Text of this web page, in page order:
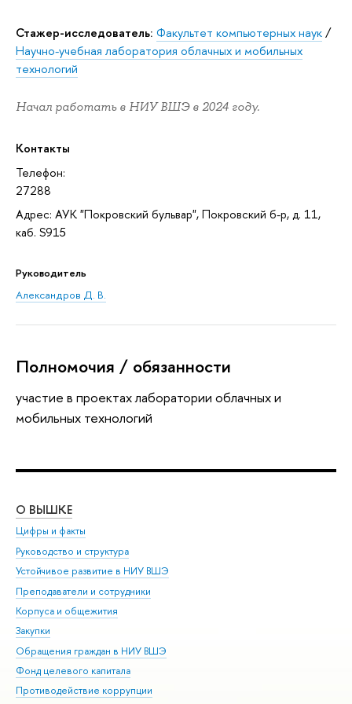
Стажер-исследователь: Факультет компьютерных наук/
Научно-учебная лаборатория облачных и мобильных
технологий
Начал работать в НИУ ВШЭ в 2024 году.
Контакты
Телефон:
27288
Адрес: АУК "Покровский бульвар", Покровский б-р, д. 11,
каб. S915
Руководитель
Александров Д. В.
Полномочия / обязанности
участие в проектах лаборатории облачных и
мобильных технологий
О ВЫШКЕ
Цифры и факты
Руководство и структура
Устойчивое развитие в НИУ ВШЭ
Преподаватели и сотрудники
Корпуса и общежития
Закупки
Обращения граждан в НИУ ВШЭ
Фонд целевого капитала
Противодействие коррупции